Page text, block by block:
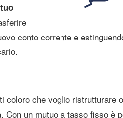
conto corrente e
coloro che voglio ristrutturare o
Con un mutuo a tasso fisso è